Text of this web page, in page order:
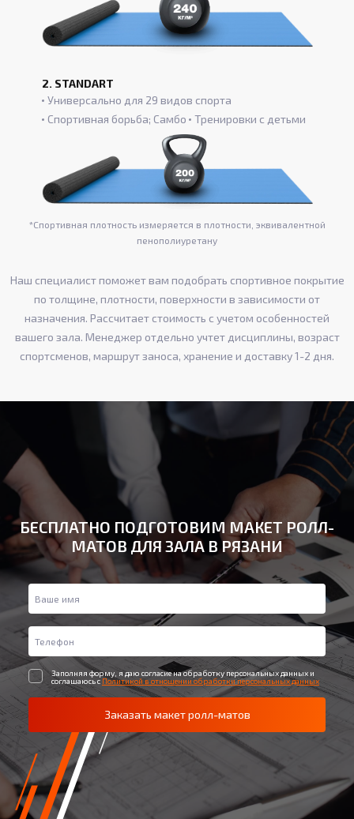
2. STANDART
Универсально для 29 видов спорта
Спортивная борьба; Самбо
Тренировки с детьми
*Спортивная плотность измеряется в плотности, эквивалентной
пенополиуретану
Наш специалист поможет вам подобрать спортивное покрытие
по толщине, плотности, поверхности в зависимости от
назначения. Рассчитает стоимость с учетом особенностей
вашего зала. Менеджер отдельно учтет дисциплины, возраст
спортсменов, маршрут заноса, хранение и доставку 1-2 дня.
БЕСПЛАТНО ПОДГОТОВИМ МАКЕТ РОЛЛ-
МАТОВ ДЛЯ ЗАЛА В РЯЗАНИ
Заполняя форму, я даю согласие на обработку персональных данных и
соглашаюсь с Политикой в отношении обработки персональных данных
Заказать макет ролл-матов